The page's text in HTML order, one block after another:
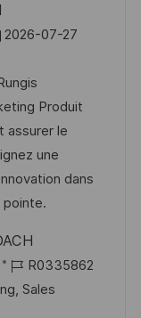
2026-07-27
Produit
assurer le
une
dans
pointe.
J
o
R0335862
Sales